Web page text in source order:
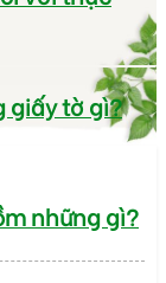
giấy tờ gì?
những gì?